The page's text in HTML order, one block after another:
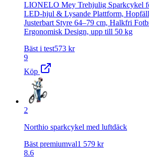
LIONELO Mey Trehjulig Sparkcykel
LED-hjul & Lysande Plattform,
Justerbart Styre 64–79 cm, Halkfri
Ergonomisk Design, upp till 50 kg
Bäst i test573 kr
9
Köp
2
Northio sparkcykel med luftdäck
Bäst premiumval1 579 kr
8.6